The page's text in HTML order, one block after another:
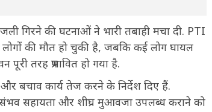
गिरने की घटनाओं ने भारी तबाही मचा दी. PTI
की मौत हो चुकी है, जबकि कई लोग घायल
तरह प्रभावित हो गया है.
बचाव कार्य तेज करने के निर्देश दिए हैं.
सहायता और शीघ्र मुआवजा उपलब्ध कराने को